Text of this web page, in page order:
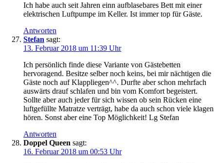
Ich habe auch seit Jahren einn aufblasebares Bett mit einer
elektrischen Luftpumpe im Keller. Ist immer top für Gäste.
Antworten
Stefan sagt:
13. Februar 2018 um 11:39 Uhr
Ich persönlich finde diese Variante von Gästebetten
hervoragend. Besitze selber noch keins, bei mir nächtigen die
Gäste noch auf Klappliegen^^. Durfte aber schon mehrfach
auswärts drauf schlafen und bin vom Komfort begeistert.
Sollte aber auch jeder für sich wissen ob sein Rücken eine
luftgefüllte Matratze verträgt, habe da auch schon viele klagen
hören. Sonst aber eine Top Möglichkeit! Lg Stefan
Antworten
Doppel Queen sagt:
16. Februar 2018 um 00:53 Uhr